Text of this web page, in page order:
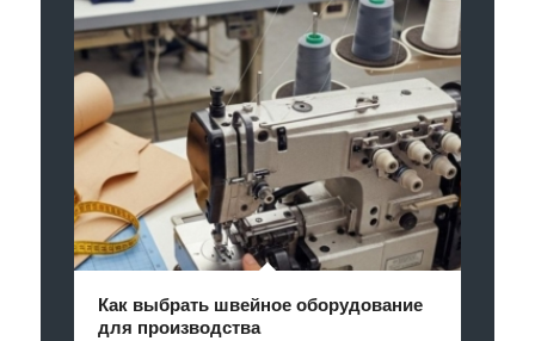
Как выбрать швейное оборудование
для производства